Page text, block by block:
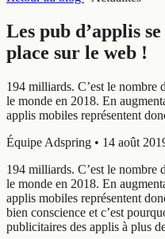
Les pub d’applis
place sur le web !
194 milliards. C’est le nombre
le monde en 2018. En
applis mobiles représentent
Équipe Adspring • 14 août
194 milliards. C’est le nombre
le monde en 2018. En
applis mobiles représentent
bien conscience et c’est
publicitaires des applis à plus